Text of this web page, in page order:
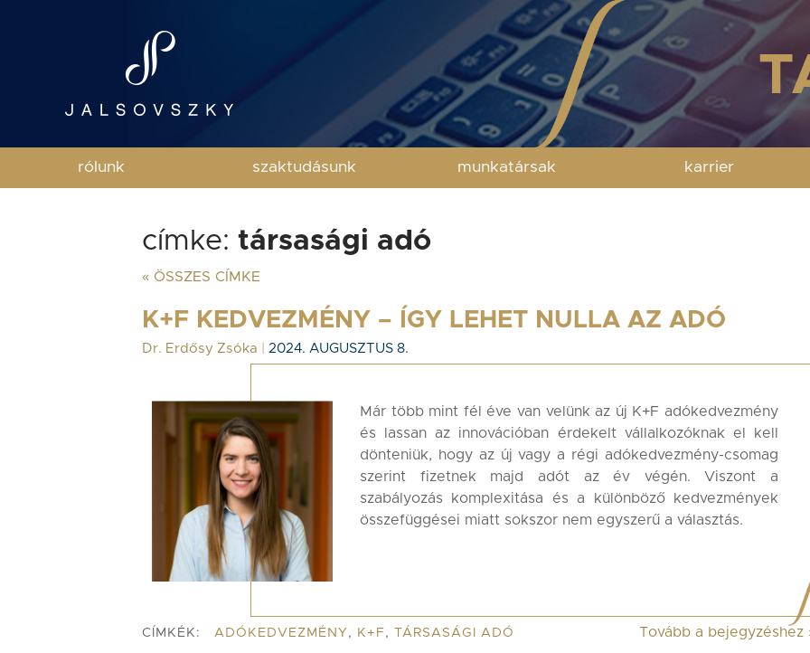
rólunk szaktudásunk munkatársak karrier
címke: társasági adó
« ÖSSZES CÍMKE
K+F KEDVEZMÉNY – ÍGY LEHET NULLA AZ ADÓ
Dr. Erdősy Zsóka 2024. AUGUSZTUS 8.
Már több mint fél éve van velünk az új K+F adókedvezmény
és lassan az innovációban érdekelt vállalkozóknak el kell
dönteniük, hogy az új vagy a régi adókedvezmény-csomag
szerint fizetnek majd adót az év végén. Viszont a
szabályozás komplexitása és a különböző kedvezmények
összefüggései miatt sokszor nem egyszerű a választás.
CÍMKÉK: ADÓKEDVEZMÉNY , K+F , TÁRSASÁGI ADÓ Tovább a bejegyzéshez